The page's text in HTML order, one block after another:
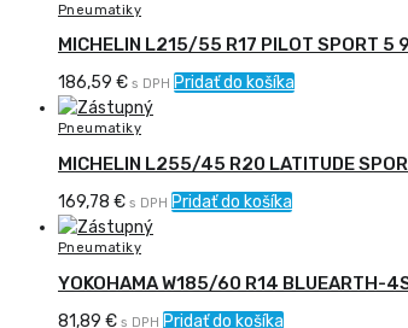
Pneumatiky
MICHELIN L215/55 R17 PILOT SPORT 5
186,59 € s DPH Pridať do košíka
Pneumatiky
MICHELIN L255/45 R20 LATITUDE
169,78 € s DPH Pridať do košíka
Pneumatiky
YOKOHAMA W185/60 R14 BLUEARTH-
81,89 € s DPH Pridať do košíka